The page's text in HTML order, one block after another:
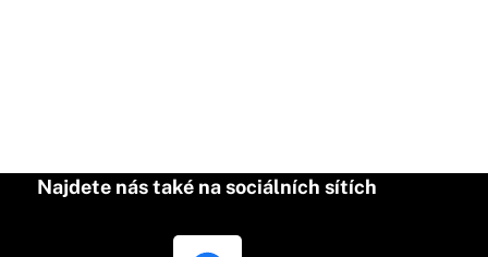
Najdete nás také na sociálních sítích